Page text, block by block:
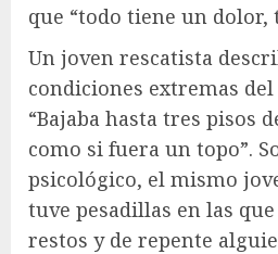
que “todo tiene un dolor,
Un joven rescatista
condiciones extremas
“Bajaba hasta tres pisos
como si fuera un topo”.
psicológico, el mismo
tuve pesadillas en las
restos y de repente